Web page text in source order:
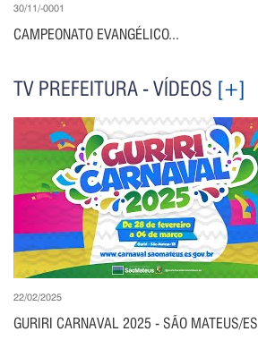
30/11/-0001
CAMPEONATO EVANGÉLICO...
TV PREFEITURA - VÍDEOS [+]
22/02/2025
GURIRI CARNAVAL 2025 - SÃO MATEUS/ES